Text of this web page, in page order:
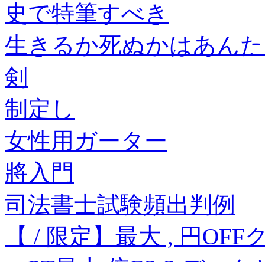
史で特筆すべき
生きるか死ぬかはあん
剣
制定し
女性用ガーター
將入門
司法書士試験頻出判例
【 / 限定】最大 , 円